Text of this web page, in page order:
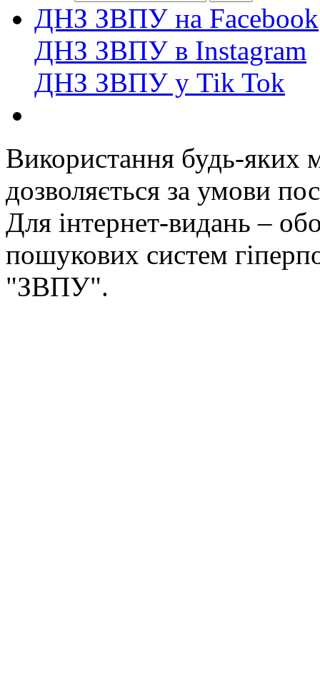
ДНЗ ЗВПУ на Facebook
ДНЗ ЗВПУ в Instagram
ДНЗ ЗВПУ у Tik Tok
Використання будь-яких
дозволяється за умови
Для інтернет-видань –
пошукових систем
"ЗВПУ".